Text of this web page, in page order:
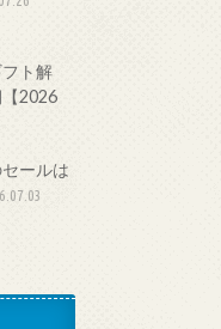
ト解
2026
ールは